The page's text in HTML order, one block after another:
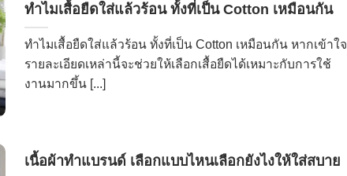
ทำไมเสื้อยืดใส่แล้วร้อน ทั้งที่เป็น Cotton เหมือนกัน
ทำไมเสื้อยืดใส่แล้วร้อน ทั้งที่เป็น Cotton เหมือนกัน หากเข้าใจ
รายละเอียดเหล่านี้จะช่วยให้เลือกเสื้อยืดได้เหมาะกับการใช้
งานมากขึ้น [...]
เนื้อผ้าทำแบรนด์ เลือกแบบไหนเลือกยังไงให้ใส่สบาย